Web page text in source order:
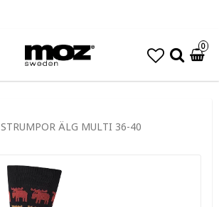
0
STRUMPOR ÄLG MULTI 36-40